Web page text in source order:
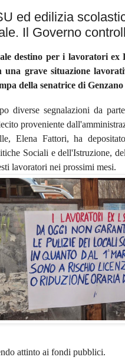
ed edilizia
Il Governo
destino per i lavoratori ex
una grave situazione
della senatrice di
diverse segnalazioni da
proveniente
Elena Fattori, ha
Sociali e dell'Istruzione,
lavoratori nei prossimi mesi.
attinto ai fondi pubblici.